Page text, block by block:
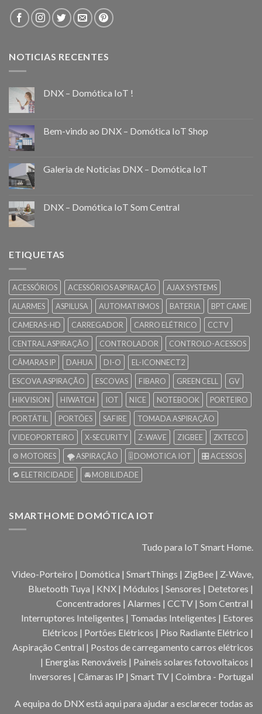
NOTICIAS RECENTES
DNX – Domótica IoT !
Bem-vindo ao DNX – Domótica IoT Shop
Galeria de Noticias DNX – Domótica IoT
DNX – Domótica IoT Som Central
ETIQUETAS
ACESSÓRIOS ACESSÓRIOS ASPIRAÇÃO
AJAX SYSTEMS
ALARMES
ASPILUSA AUTOMATISMOS BATERIA
BPT CAME
CAMERAS-HD
CARREGADOR CARRO ELÉTRICO
CCTV
CENTRAL ASPIRAÇÃO
CONTROLADOR
CONTROLO-ACESSOS
CÂMARAS IP
DAHUA DI-O
EL-ICONNECT2
ESCOVA ASPIRAÇÃO
ESCOVAS FIBARO GREEN CELL
GV
HIKVISION
HIWATCH IOT NICE NOTEBOOK
PORTEIRO
PORTÁTIL
PORTÕES SAFIRE
TOMADA ASPIRAÇÃO
VIDEOPORTEIRO
X-SECURITY Z-WAVE ZIGBEE
ZKTECO
⚙️ MOTORES
🌪️ ASPIRAÇÃO 🎚️ DOMOTICA IOT
🎛️ ACESSOS
🔁 ELETRICIDADE
🚘 MOBILIDADE
SMARTHOME DOMÓTICA IOT
Tudo para IoT Smart Home.
Video-Porteiro | Domótica | SmartThings | ZigBee | Z-Wave,
Bluetooth Tuya | KNX | Módulos | Sensores | Detetores |
Concentradores | Alarmes | CCTV | Som Central |
Interruptores Inteligentes | Tomadas Inteligentes | Estores
Elétricos | Portões Elétricos | Piso Radiante Elétrico |
Aspiração Central | Postos de carregamento carros elétricos
| Energias Renováveis | Paineis solares fotovoltaicos |
Inversores | Câmaras IP | Smart TV | Coimbra - Portugal
A equipa do DNX está aqui para ajudar a esclarecer todas as